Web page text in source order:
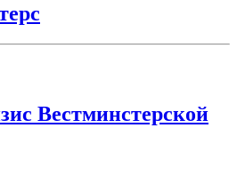
Вестминстерской